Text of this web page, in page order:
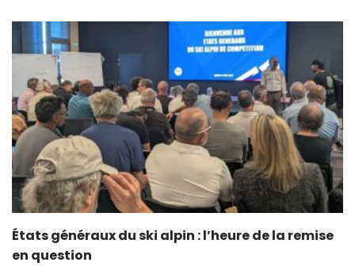
États généraux du ski alpin : l’heure de la remise
en question